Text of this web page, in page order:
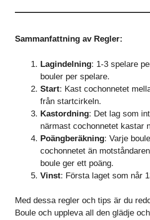
Sammanfattning av Regler:
Lagindelning: 1-3 spelare
bouler per spelare.
Start: Kast cochonnetet
från startcirkeln.
Kastordning: Det lag som
närmast cochonnetet kastar
Poängberäkning: Varje
cochonnetet än
boule ger ett poäng.
Vinst: Första laget som når
Med dessa regler och tips är du
Boule och uppleva all den glädje